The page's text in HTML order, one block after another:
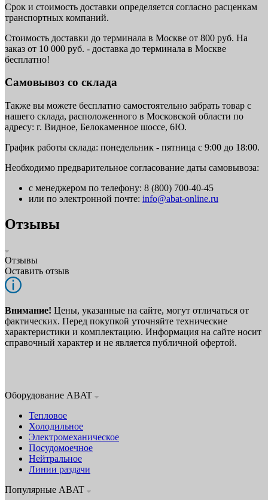
Срок и стоимость доставки определяется согласно расценкам
транспортных компаний.
Стоимость доставки до терминала в Москве от 800 руб. На
заказ от 10 000 руб. - доставка до терминала в Москве
бесплатно!
Самовывоз со склада
Также вы можете бесплатно самостоятельно забрать товар с
нашего склада, расположенного в Московской области по
адресу: г. Видное, Белокаменное шоссе, 6Ю.
График работы склада: понедельник - пятница с 9:00 до 18:00.
Необходимо предварительное согласование даты самовывоза:
с менеджером по телефону: 8 (800) 700-40-45
или по электронной почте: info@abat-online.ru
Отзывы
Отзывы
Оставить отзыв
Внимание! Цены, указанные на сайте, могут отличаться от
фактических. Перед покупкой уточняйте технические
характеристики и комплектацию. Информация на сайте носит
справочный характер и не является публичной офертой.
Оборудование ABAT
Тепловое
Холодильное
Электромеханическое
Посудомоечное
Нейтральное
Линии раздачи
Популярные ABAT